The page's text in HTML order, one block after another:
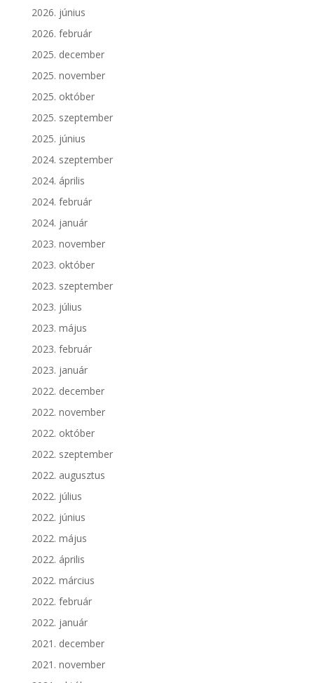
2026. június
2026. február
2025. december
2025. november
2025. október
2025. szeptember
2025. június
2024. szeptember
2024. április
2024. február
2024. január
2023. november
2023. október
2023. szeptember
2023. július
2023. május
2023. február
2023. január
2022. december
2022. november
2022. október
2022. szeptember
2022. augusztus
2022. július
2022. június
2022. május
2022. április
2022. március
2022. február
2022. január
2021. december
2021. november